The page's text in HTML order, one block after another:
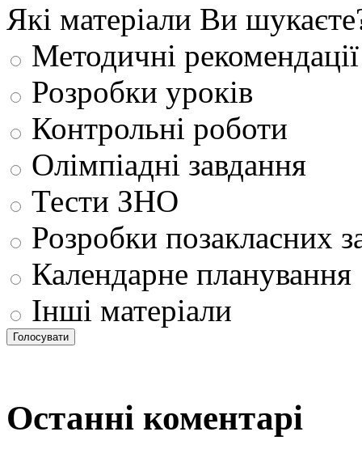
Які матеріали Ви
Методичні рекомендації
Розробки уроків
Контрольні роботи
Олімпіадні завдання
Тести ЗНО
Розробки позакласних
Календарне планування
Інші матеріали
Останні коментарі